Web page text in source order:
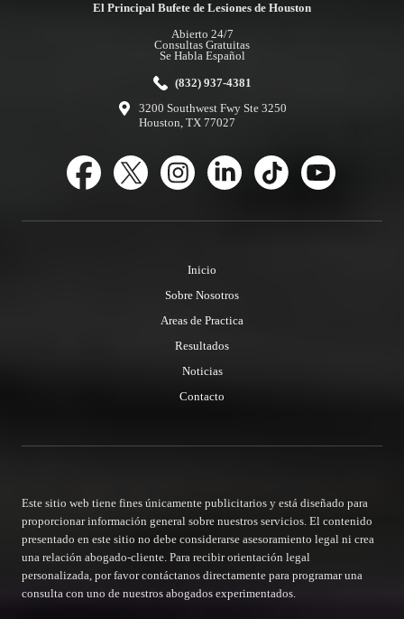
(832) 937-4381
3200 Southwest Fwy Ste 3250
Houston, TX 77027
El Principal Bufete de Lesiones de Houston
Abierto 24/7
Consultas Gratuitas
Se Habla Español
Inicio
Sobre Nosotros
Areas de Practica
Resultados
Noticias
Contacto
Este sitio web tiene fines únicamente publicitarios y está diseñado para
proporcionar información general sobre nuestros servicios. El contenido
presentado en este sitio no debe considerarse asesoramiento legal ni crea
una relación abogado-cliente. Para recibir orientación legal
personalizada, por favor contáctanos directamente para programar una
consulta con uno de nuestros abogados experimentados.